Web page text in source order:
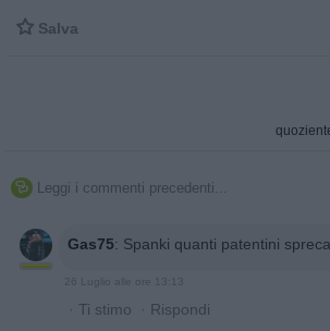
 Salva
 Leggi i commenti precedenti...
Gas75: Spanki quanti patentini
· Ti stimo · Rispondi